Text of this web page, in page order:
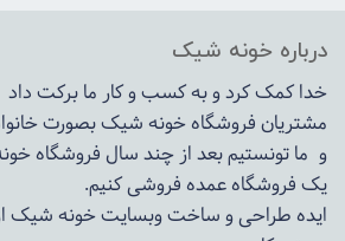
درباره خونه شیک
خدا کمک کرد و به کسب و کار ما برکت داد
مشتریان فروشگاه خونه شیک بصورت
و ما تونستیم بعد از چند سال فروشگاه
یک فروشگاه عمده فروشی کنیم.